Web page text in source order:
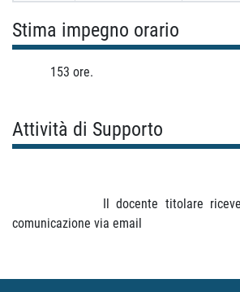
Stima impegno orario
153 ore.
Attività di Supporto
Il docente titolare
comunicazione via email